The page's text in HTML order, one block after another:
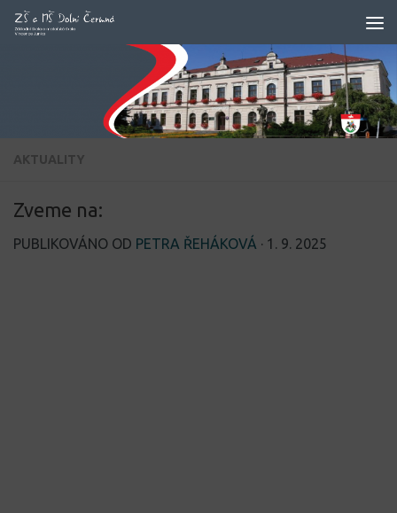
Skip to content
AKTUALITY
Zveme na:
PUBLIKOVÁNO OD PETRA ŘEHÁKOVÁ · 1. 9. 2025